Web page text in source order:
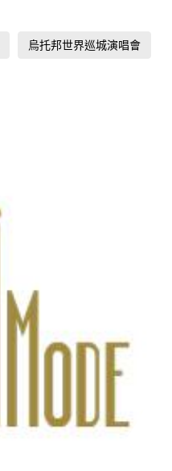
烏托邦世界巡城演唱會